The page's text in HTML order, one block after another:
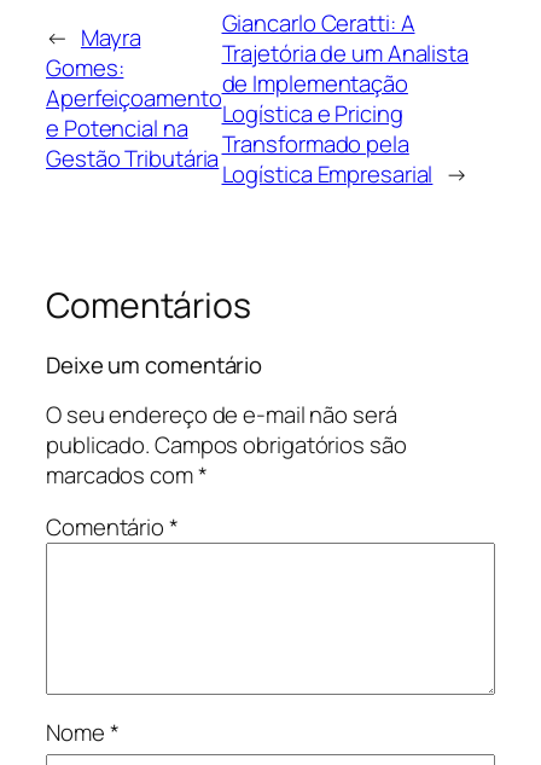
← Mayra
Gomes:
Aperfeiçoamento
e Potencial na
Gestão Tributária
Giancarlo Ceratti: A
Trajetória de um Analista
de Implementação
Logística e Pricing
Transformado pela
Logística Empresarial →
Comentários
Deixe um comentário
O seu endereço de e-mail não será
publicado.Campos obrigatórios são
marcados com*
Comentário*
Nome*